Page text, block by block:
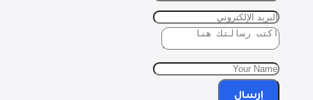
إرسال